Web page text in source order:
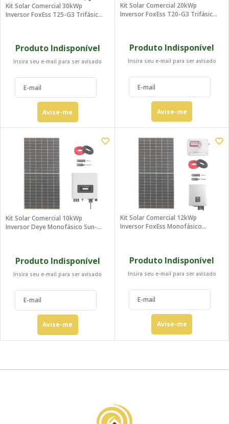
Kit Solar Comercial 30kWp
Inversor FoxEss T25-G3 Trifásico
Produto Indisponível
Insira seu e-mail para ser avisado
Avise-me
Kit Solar Comercial 20kWp
Inversor FoxEss T20-G3 Trifásico
Produto Indisponível
Insira seu e-mail para ser avisado
Avise-me
Kit Solar Comercial 10kWp
Inversor Deye Monofásico Sun-
Produto Indisponível
Insira seu e-mail para ser avisado
Avise-me
Kit Solar Comercial 12kWp
Inversor FoxEss Monofásico
Produto Indisponível
Insira seu e-mail para ser avisado
Avise-me